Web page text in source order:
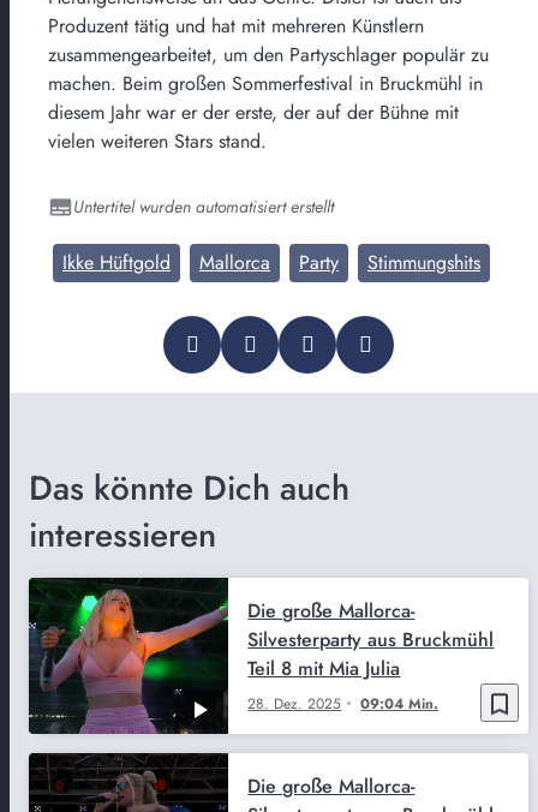
Produzent tätig und hat mit mehreren Künstlern
zusammengearbeitet, um den Partyschlager populär zu
machen. Beim großen Sommerfestival in Bruckmühl in
diesem Jahr war er der erste, der auf der Bühne mit
vielen weiteren Stars stand.
Untertitel wurden automatisiert erstellt
Ikke Hüftgold Mallorca Party Stimmungshits
Das könnte Dich auch
interessieren
bookmark_border
28. Dez. 2025 09:04 Min.
Die große Mallorca-
Silvesterparty aus Bruckmühl
Teil 8 mit Mia Julia
Die große Mallorca-